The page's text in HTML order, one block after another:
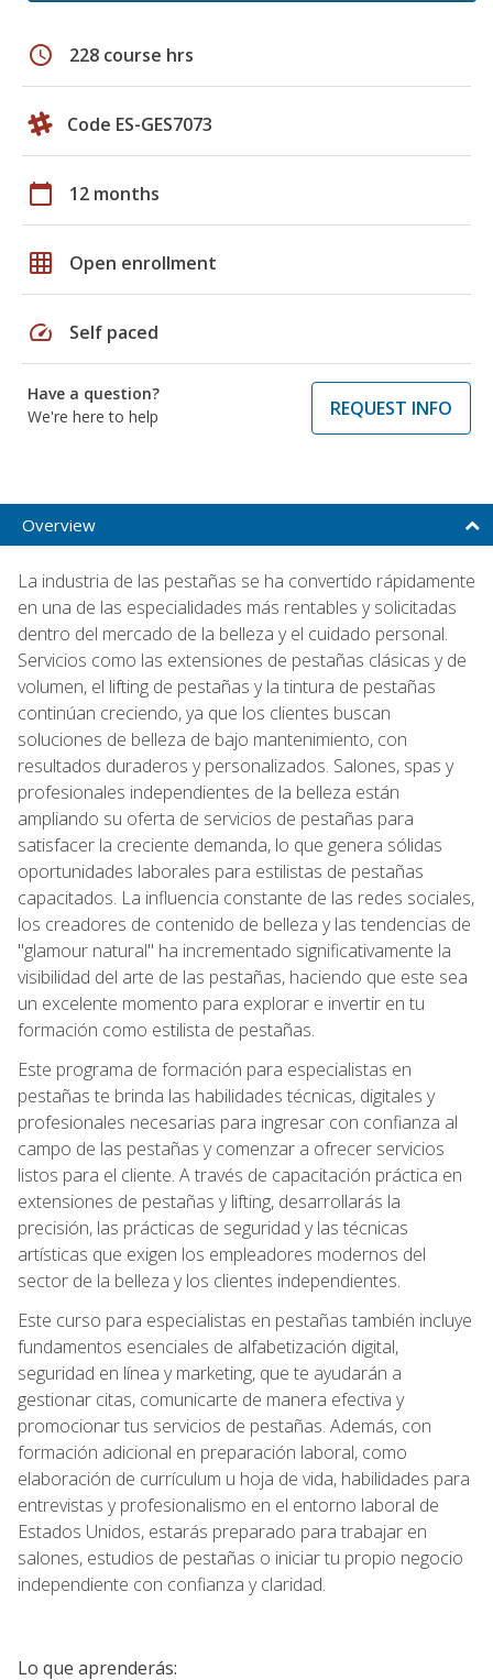
schedule 228 course hrs
Code ES-GES7073
calendar_today 12 months
grid_on Open enrollment
speed Self paced
Have a question?
We're here to help
REQUEST INFO
Overview
La industria de las pestañas se ha convertido rápidamente
en una de las especialidades más rentables y solicitadas
dentro del mercado de la belleza y el cuidado personal.
Servicios como las extensiones de pestañas clásicas y de
volumen, el lifting de pestañas y la tintura de pestañas
continúan creciendo, ya que los clientes buscan
soluciones de belleza de bajo mantenimiento, con
resultados duraderos y personalizados. Salones, spas y
profesionales independientes de la belleza están
ampliando su oferta de servicios de pestañas para
satisfacer la creciente demanda, lo que genera sólidas
oportunidades laborales para estilistas de pestañas
capacitados. La influencia constante de las redes sociales,
los creadores de contenido de belleza y las tendencias de
"glamour natural" ha incrementado significativamente la
visibilidad del arte de las pestañas, haciendo que este sea
un excelente momento para explorar e invertir en tu
formación como estilista de pestañas.
Este programa de formación para especialistas en
pestañas te brinda las habilidades técnicas, digitales y
profesionales necesarias para ingresar con confianza al
campo de las pestañas y comenzar a ofrecer servicios
listos para el cliente. A través de capacitación práctica en
extensiones de pestañas y lifting, desarrollarás la
precisión, las prácticas de seguridad y las técnicas
artísticas que exigen los empleadores modernos del
sector de la belleza y los clientes independientes.
Este curso para especialistas en pestañas también incluye
fundamentos esenciales de alfabetización digital,
seguridad en línea y marketing, que te ayudarán a
gestionar citas, comunicarte de manera efectiva y
promocionar tus servicios de pestañas. Además, con
formación adicional en preparación laboral, como
elaboración de currículum u hoja de vida, habilidades para
entrevistas y profesionalismo en el entorno laboral de
Estados Unidos, estarás preparado para trabajar en
salones, estudios de pestañas o iniciar tu propio negocio
independiente con confianza y claridad.
Lo que aprenderás: